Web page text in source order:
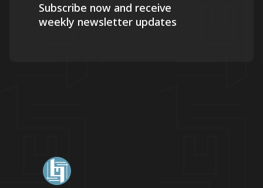
Subscribe now and receive
weekly newsletter updates